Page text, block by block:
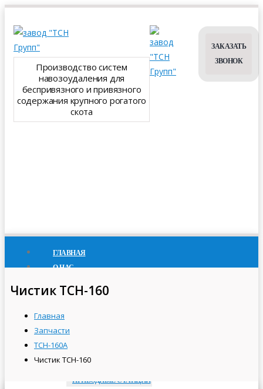
Производство систем
навозоудаления для
беспривязного и привязного
содержания крупного рогатого
скота
ЗАКАЗАТЬ
ЗВОНОК
ГЛАВНАЯ
О НАС
ПРИВОДНЫЕ СТАНЦИИ
Чистик ТСН-160
Главная
Запчасти
ТСН-160А
Чистик ТСН-160